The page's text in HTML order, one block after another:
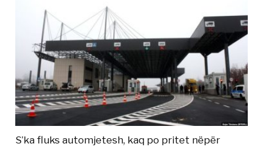
S’ka fluks automjetesh, kaq po pritet nëpër